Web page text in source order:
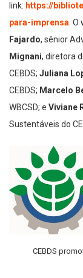
link: https://
para-imprensa O
Fajardo, sênior
Mignani, diretora
CEBDS; Juliana
CEBDS; Marcelo
WBCSD; e Viviane
Sustentáveis do
CEBDS